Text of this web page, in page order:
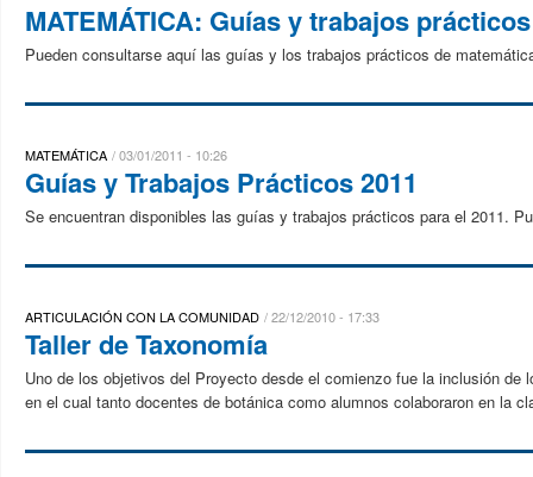
MATEMÁTICA: Guías y trabajos prácticos
Pueden consultarse aquí las guías y los trabajos prácticos de
MATEMÁTICA 03/01/2011 - 10:26
Guías y Trabajos Prácticos 2011
Se encuentran disponibles las guías y trabajos prácticos para el 2011.
ARTICULACIÓN CON LA COMUNIDAD 22/12/2010 - 17:33
Taller de Taxonomía
Uno de los objetivos del Proyecto desde el comienzo fue la inclusión
en el cual tanto docentes de botánica como alumnos colaboraron en la